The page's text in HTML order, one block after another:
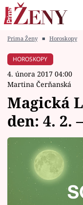
Módní alarm
Témata
Celebrity
Vztahy
Seriály
Prima Ženy ■ Horoskopy
HOROSKOPY
4. února 2017 04:00
Martina Čerňanská
Magická
den: 4. 2.